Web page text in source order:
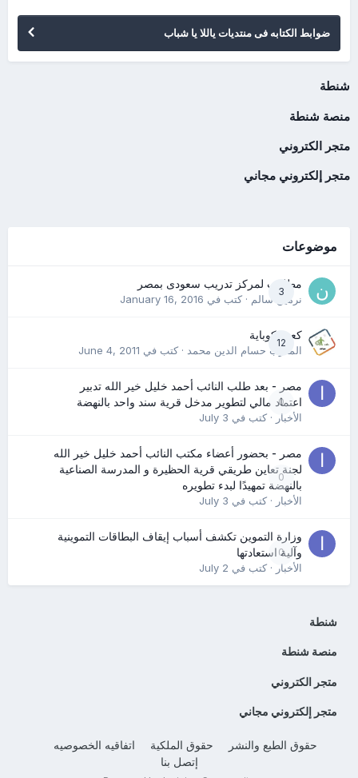
ضوابط الكتابه فى منتديات ياللا يا شباب
شنطة
منصة شنطة
متجر الكتروني
متجر إلكتروني مجاني
موضوعات
3
مطلوب لمركز تدريب سعودى بمصر
نرمين سالم· كتب في January 16, 2016
12
كعب كوباية
المدرب حسام الدين محمد· كتب في June 4, 2011
0
مصر - بعد طلب النائب أحمد خليل خير الله تدبير
اعتماد مالي لتطوير مدخل قرية سند واحد بالنهضة
الأخبار· كتب في July 3
0
مصر - بحضور أعضاء مكتب النائب أحمد خليل خير الله
لجنة تعاين طريقي قرية الحظيرة و المدرسة الصناعية
بالنهضة تمهيدًا لبدء تطويره
الأخبار· كتب في July 3
0
وزارة التموين تكشف أسباب إيقاف البطاقات التموينية
وآلية استعادتها
الأخبار· كتب في July 2
شنطة
منصة شنطة
متجر الكتروني
متجر إلكتروني مجاني
حقوق الطبع والنشر حقوق الملكية
اتفاقيه الخصوصيه
إتصل بنا